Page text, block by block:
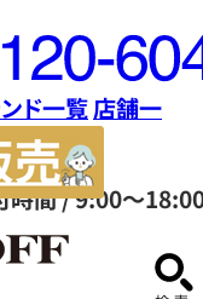
時間 / 9:00～
ド一覧店舗一
サ